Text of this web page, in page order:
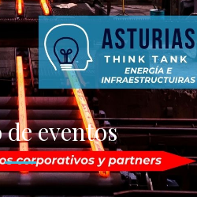
eventos